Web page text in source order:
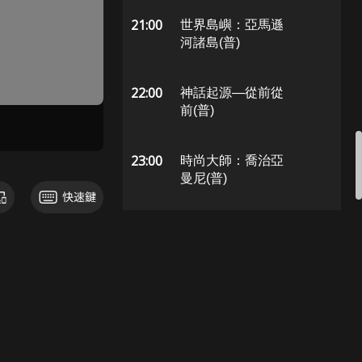
21:00
世界島嶼：亞馬遜
河諸島(普)
22:00
神話起源—從前從
前(普)
23:00
時尚大師：喬治亞
曼尼(普)